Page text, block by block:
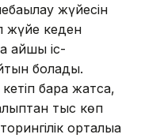
жүйесін
жүйе кеден
қайшы іс-
болады.
кетіп бара жатса,
тыс көп
орталыққа